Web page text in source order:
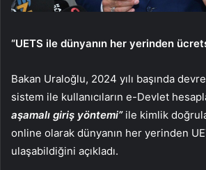
“UETS ile dünyanın her yerinden
Bakan Uraloğlu, 2024 yılı başında
sistem ile kullanıcıların e-Devlet
aşamalı giriş yöntemi”ile kimlik
online olarak dünyanın her yerinden
ulaşabildiğini açıkladı.